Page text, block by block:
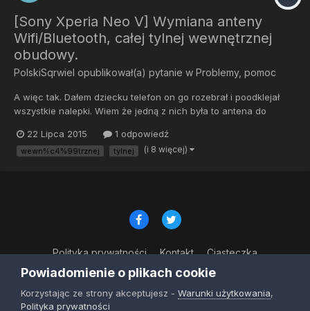
[Sony Xperia Neo V] Wymiana anteny
Wifi/Bluetooth, całej tylnej wewnętrznej
obudowy.
PolskiSqrwiel opublikował(a) pytanie w Problemy, pomoc
A więc tak. Dałem dziecku telefon on go rozebrał i poodklejał
wszystkie nalepki. Wiem że jedną z nich była to antena do
prawie jak nowy. Czy jeżeli zmienię całą tylnią wewnętrzną
obudowę tam gdzie była nalepiona ta antena wszystko będzie
22 Lipca 2015 1 odpowiedź
wewn%c4%99trznej tylnej (i 8 więcej)
Polityka prywatności Kontakt Ciasteczka
© Copyright 2023
Powered by Invision Community
Powiadomienie o plikach cookie
Korzystając ze strony akceptujesz - Warunki użytkowania,
Polityka prywatności